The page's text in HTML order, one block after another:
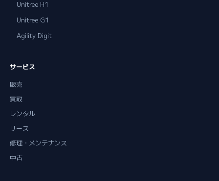
Unitree H1
Unitree G1
Agility Digit
サービス
販売
買取
レンタル
リース
修理・メンテナンス
中古